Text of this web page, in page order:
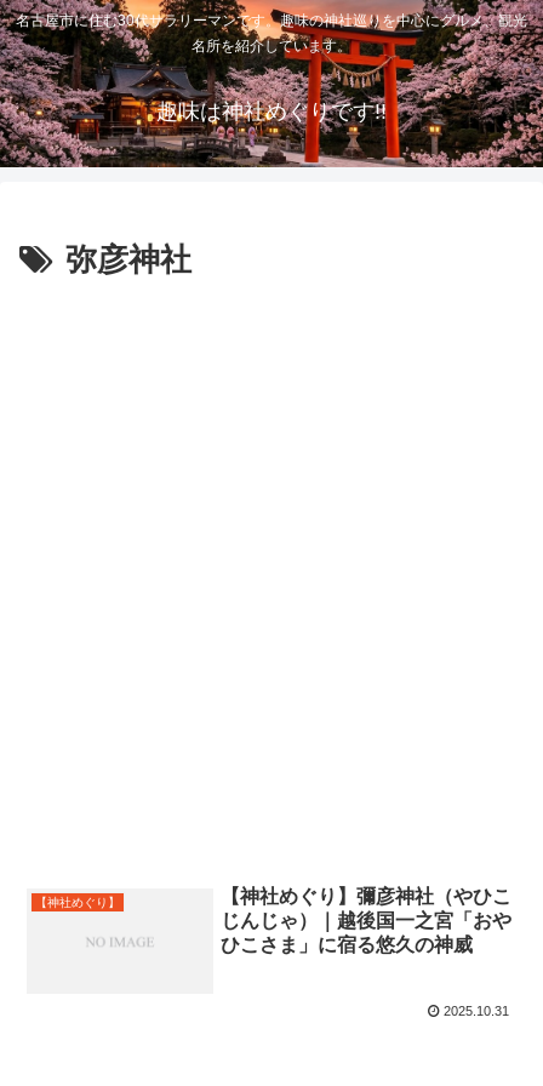
名古屋市に住む30代サラリーマンです。趣味の神社巡りを中心にグルメ、観光
名所を紹介しています。
趣味は神社めぐりです!!
弥彦神社
【神社めぐり】
【神社めぐり】彌彦神社（やひこ
じんじゃ）｜越後国一之宮「おや
ひこさま」に宿る悠久の神威
2025.10.31